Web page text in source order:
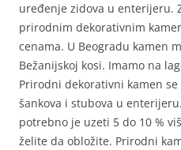
uređenje zidova u enterijeru.
prirodnim dekorativnim
cenama. U Beogradu kamen
Bežanijskoj kosi. Imamo na
Prirodni dekorativni kamen
šankova i stubova u
potrebno je uzeti 5 do 10 %
želite da obložite. Prirodni